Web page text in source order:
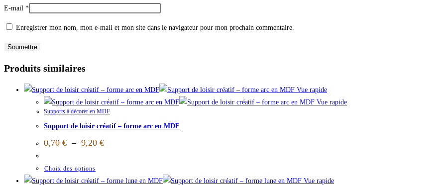
E-mail *
Enregistrer mon nom, mon e-mail et mon site dans le navigateur pour mon prochain commentaire.
Produits similaires
Vue rapide
Vue rapide
Supports à décorer en MDF
Support de loisir créatif – forme arc en MDF
0,70 € – 9,20 €
Choix des options
Vue rapide